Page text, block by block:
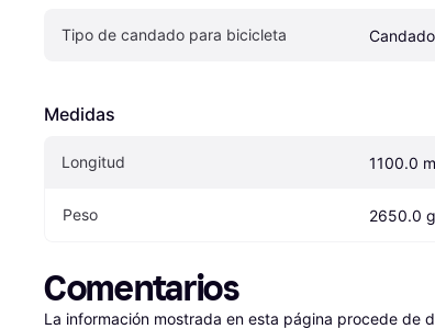
Tipo de candado para bicicleta
Medidas
Longitud 1100.0
Peso 2650.0 g
Comentarios
La información mostrada en esta página procede de